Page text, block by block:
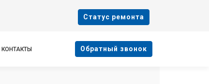
Cтатус ремонта
КОНТАКТЫ Oбратный звонок